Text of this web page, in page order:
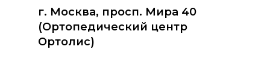
г. Москва, просп. Мира 40
(Ортопедический центр
Ортолис)